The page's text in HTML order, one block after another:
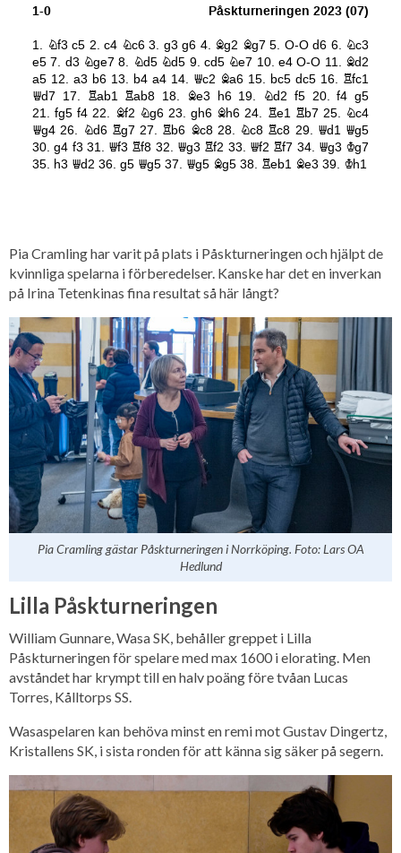
Pia Cramling har varit på plats i Påskturneringen och hjälpt de
kvinnliga spelarna i förberedelser. Kanske har det en inverkan
på Irina Tetenkinas fina resultat så här långt?
Pia Cramling gästar Påskturneringen i Norrköping. Foto: Lars OA
Hedlund
Lilla Påskturneringen
William Gunnare, Wasa SK, behåller greppet i Lilla
Påskturneringen för spelare med max 1600 i elorating. Men
avståndet har krympt till en halv poäng före tvåan Lucas
Torres, Kålltorps SS.
Wasaspelaren kan behöva minst en remi mot Gustav Dingertz,
Kristallens SK, i sista ronden för att känna sig säker på segern.